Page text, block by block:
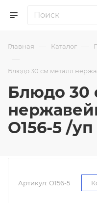
Главная — Каталог —
—
Блюдо 30 см металл
Блюдо 30
O156-5 /
Артикул: O156-5